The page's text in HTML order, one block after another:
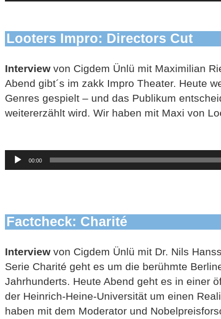
Looters Impro: Directors Cut
Interviewvon Cigdem Ünlü mit Maximilian
Abend gibt´s im zakk Impro Theater. Heute
Genres gespielt – und das Publikum
weitererzählt wird. Wir haben mit Maxi von
Audio-
Player
00:00
Factcheck: Charité
Interviewvon Cigdem Ünlü mit Dr. Nils
Serie Charité geht es um die berühmte
Jahrhunderts. Heute Abend geht es in einer
der Heinrich-Heine-Universität um einen
haben mit dem Moderator und